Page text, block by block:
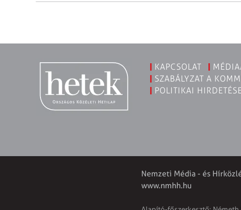
KAPCSOLAT
SZABÁLYZAT A
POLITIKAI
Nemzeti Média - és
www.nmhh.hu